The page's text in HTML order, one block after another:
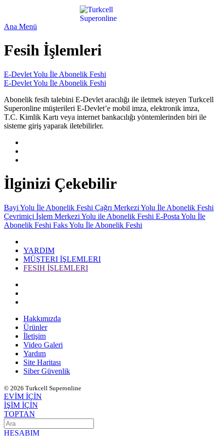
Ana Menü
Fesih İşlemleri
E-Devlet Yolu İle Abonelik Feshi
E-Devlet Yolu İle Abonelik Feshi
Abonelik fesih talebini E-Devlet aracılığı ile iletmek isteyen Turkcell
Superonline müşterileri E-Devlet’e mobil imza, elektronik imza,
T.C. Kimlik Kartı veya internet bankacılığı yöntemlerinden biri ile
sisteme giriş yaparak iletebilirler.​​
İlginizi Çekebilir
Bayi Yolu İle Abonelik Feshi Çağrı Merkezi Yolu İle Abonelik Feshi
Çevrimiçi İşlem Merkezi Yolu ile Abonelik Feshi E-Posta Yolu İle
Abonelik Feshi Faks Yolu İle Abonelik Feshi
YARDIM
MÜŞTERI İŞLEMLERI
FESIH İŞLEMLERI
Hakkımızda
Ürünler
İletişim
Video Galeri
Yardım
Site Haritası
Siber Güvenlik
© 2026 Turkcell Superonline
EVİM İÇİN
İŞİM İÇİN
TOPTAN
HESABIM